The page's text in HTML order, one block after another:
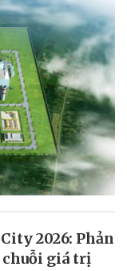
2026: Phản
giá trị